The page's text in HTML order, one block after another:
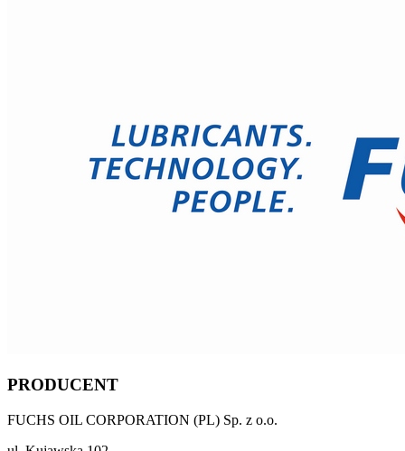
PRODUCENT
FUCHS OIL CORPORATION (PL) Sp. z o.o.